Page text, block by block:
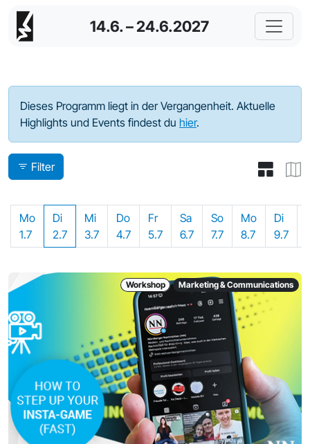
14.6. – 24.6.2027
Programm - 2024
Dieses Programm liegt in der Vergangenheit. Aktuelle
Highlights und Events findest du hier.
Filter
Mo
1.7
Di
2.7
Mi
3.7
Do
4.7
Fr
5.7
Sa
6.7
So
7.7
Mo
8.7
Di
9.7
Workshop Marketing & Communications